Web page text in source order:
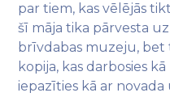
par tiem, kas vēlējās
šī māja tika pārvesta
brīvdabas muzeju, bet
kopija, kas darbosies
iepazīties kā ar